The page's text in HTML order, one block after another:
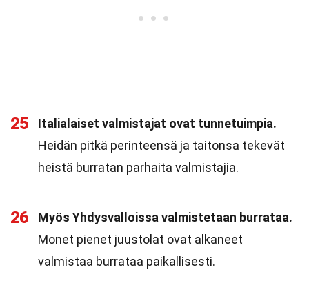
25
Italialaiset valmistajat ovat tunnetuimpia.
Heidän pitkä perinteensä ja taitonsa tekevät
heistä burratan parhaita valmistajia.
26
Myös Yhdysvalloissa valmistetaan burrataa.
Monet pienet juustolat ovat alkaneet
valmistaa burrataa paikallisesti.